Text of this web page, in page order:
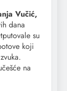
Vučić,
dana
su
koji
na